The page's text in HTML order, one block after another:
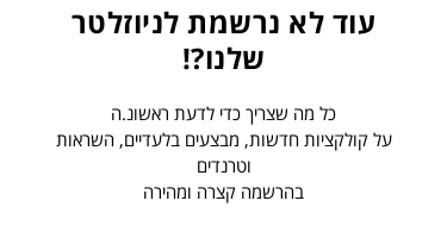
עוד לא נרשמת לניוזלטר
שלנו?!
כל מה שצריך כדי לדעת ראשונ.ה
על קולקציות חדשות, מבצעים בלעדיים, השראות
וטרנדים
בהרשמה קצרה ומהירה